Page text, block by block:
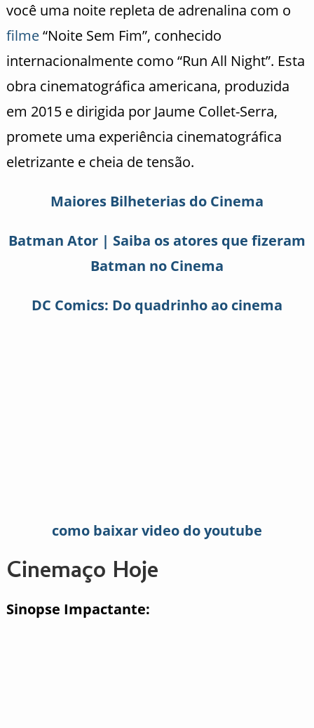
você uma noite repleta de adrenalina com o
filme“Noite Sem Fim”, conhecido
internacionalmente como “Run All Night”. Esta
obra cinematográfica americana, produzida
em 2015 e dirigida por Jaume Collet-Serra,
promete uma experiência cinematográfica
eletrizante e cheia de tensão.
Maiores Bilheterias do Cinema
Batman Ator | Saiba os atores que fizeram
Batman no Cinema
DC Comics: Do quadrinho ao cinema
como baixar video do youtube
Cinemaço Hoje
Sinopse Impactante: